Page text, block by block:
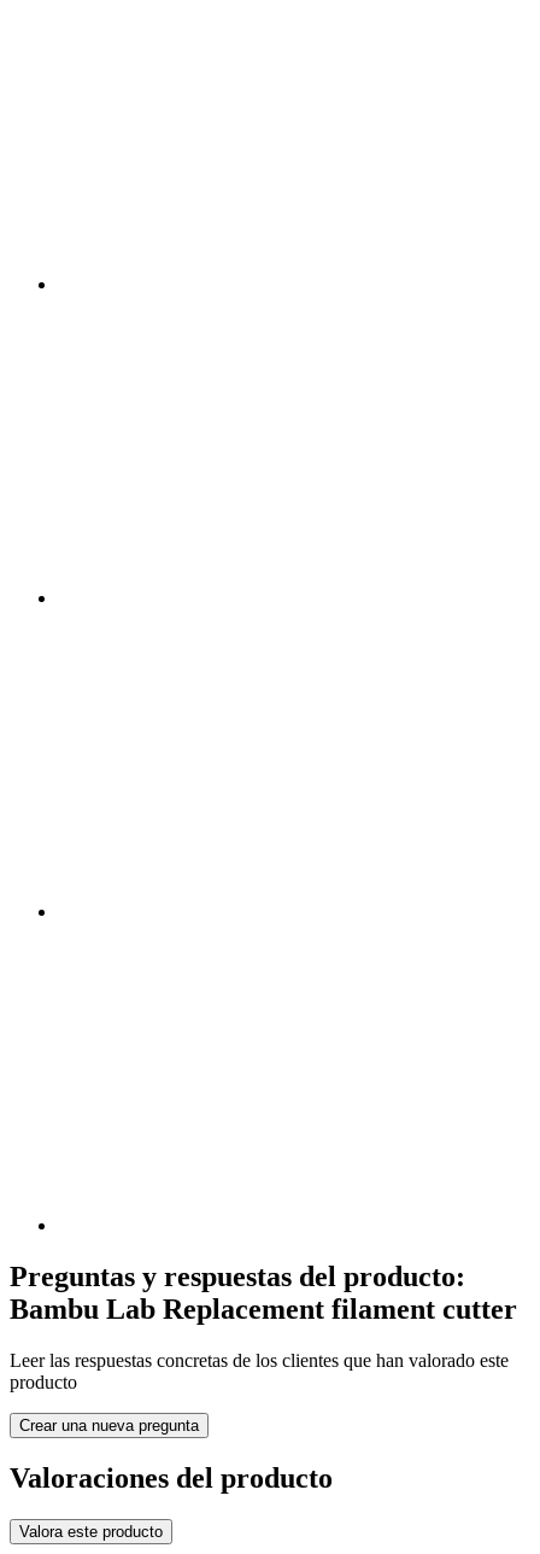
Preguntas y respuestas del producto:
Bambu Lab Replacement filament cutter
Leer las respuestas concretas de los clientes que han valorado este
producto
Crear una nueva pregunta
Valoraciones del producto
Valora este producto